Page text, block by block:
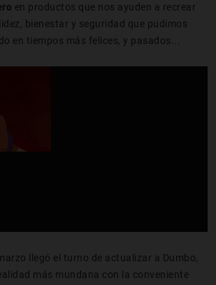
en productos que nos ayuden a recrear
bienestar y seguridad que pudimos
en tiempos más felices, y pasados...
llegó el turno de actualizar a Dumbo,
más mundana con la conveniente